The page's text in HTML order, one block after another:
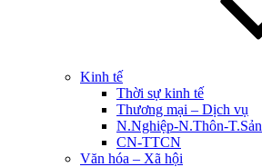
Kinh tế
Thời sự kinh tế
Thương mại – Dịch vụ
N.Nghiệp-N.Thôn-T.Sản
CN-TTCN
Văn hóa – Xã hội